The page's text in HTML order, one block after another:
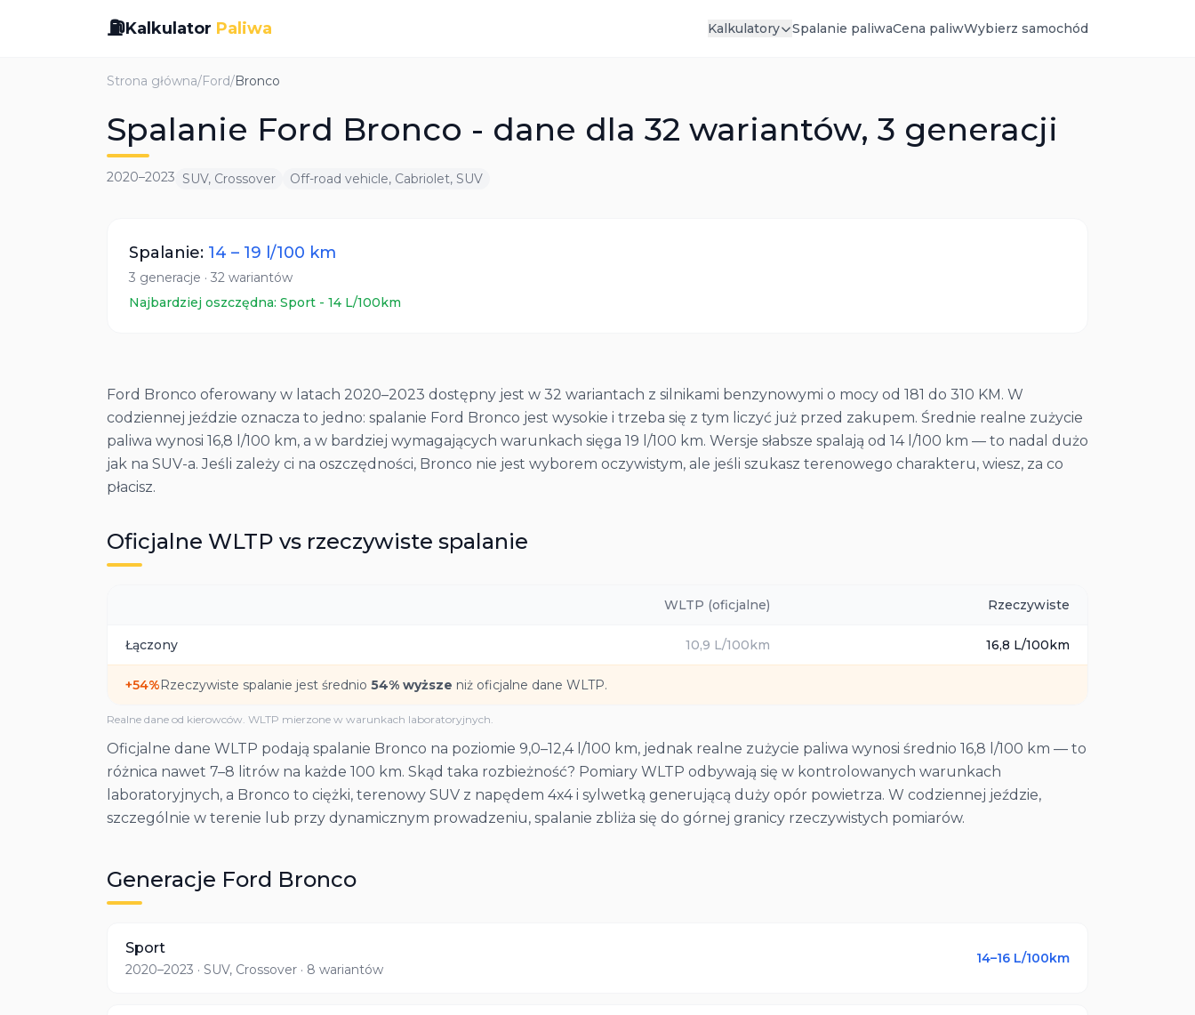
⛽Kalkulator Paliwa Kalkulatory Spalanie paliwaCena paliwWybierz samochód
Strona główna/Ford/Bronco
Spalanie Ford Bronco - dane dla 32 wariantów, 3 generacji
2020–2023 SUV, Crossover Off-road vehicle, Cabriolet, SUV
Spalanie: 14 – 19 l/100 km
3 generacje · 32 wariantów
Najbardziej oszczędna: Sport - 14 L/100km
Ford Bronco oferowany w latach 2020–2023 dostępny jest w 32 wariantach z silnikami benzynowymi o mocy od 181 do 310 KM. W
codziennej jeździe oznacza to jedno: spalanie Ford Bronco jest wysokie i trzeba się z tym liczyć już przed zakupem. Średnie realne zużycie
paliwa wynosi 16,8 l/100 km, a w bardziej wymagających warunkach sięga 19 l/100 km. Wersje słabsze spalają od 14 l/100 km — to nadal dużo
jak na SUV-a. Jeśli zależy ci na oszczędności, Bronco nie jest wyborem oczywistym, ale jeśli szukasz terenowego charakteru, wiesz, za co
płacisz.
Oficjalne WLTP vs rzeczywiste spalanie
WLTP (oficjalne) Rzeczywiste
Łączony 10,9 L/100km 16,8 L/100km
+54%Rzeczywiste spalanie jest średnio 54% wyższe niż oficjalne dane WLTP.
Realne dane od kierowców. WLTP mierzone w warunkach laboratoryjnych.
Oficjalne dane WLTP podają spalanie Bronco na poziomie 9,0–12,4 l/100 km, jednak realne zużycie paliwa wynosi średnio 16,8 l/100 km — to
różnica nawet 7–8 litrów na każde 100 km. Skąd taka rozbieżność? Pomiary WLTP odbywają się w kontrolowanych warunkach
laboratoryjnych, a Bronco to ciężki, terenowy SUV z napędem 4x4 i sylwetką generującą duży opór powietrza. W codziennej jeździe,
szczególnie w terenie lub przy dynamicznym prowadzeniu, spalanie zbliża się do górnej granicy rzeczywistych pomiarów.
Generacje Ford Bronco
Sport
2020–2023 · SUV, Crossover · 8 wariantów
14–16 L/100km